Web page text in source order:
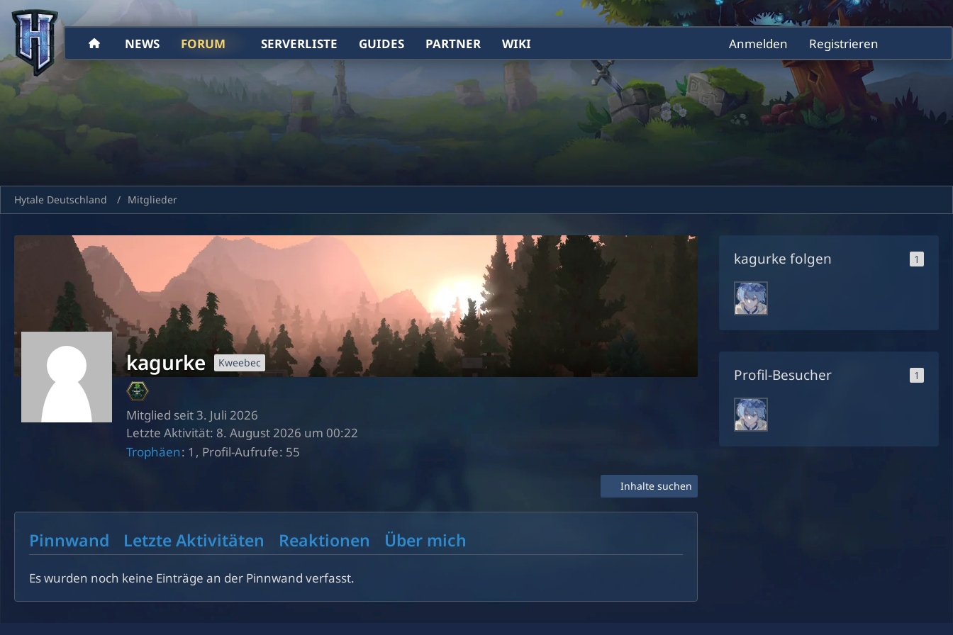
NEWS FORUM SERVERLISTE GUIDES PARTNER WIKI Anmelden Registrieren
Hytale Deutschland Mitglieder
kagurke Kweebec
Mitglied seit 3. Juli 2026
Letzte Aktivität: 8. August 2026 um 00:22
Trophäen 1 Profil-Aufrufe 55
Inhalte suchen
Pinnwand Letzte Aktivitäten Reaktionen Über mich
Es wurden noch keine Einträge an der Pinnwand verfasst.
kagurke folgen 1
Profil-Besucher 1